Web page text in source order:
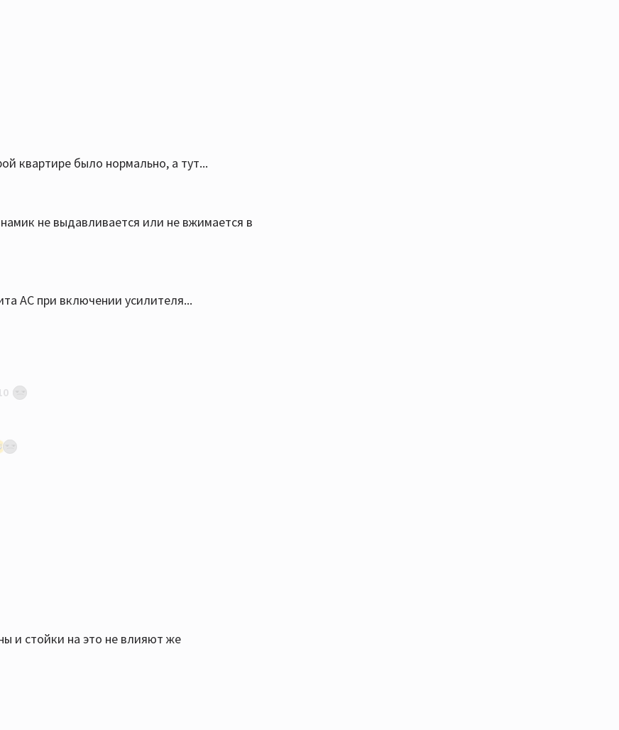
может идти наводка на АС. Именно от Роксан. Конечно в
проверить розетки, а потом уже бить тревогу и
квартире было нормально, а тут...
не выдавливается или не вжимается в
АС при включении усилителя...
ботами для поддержания тонуса. Вопрос есть, а
вещи.
и стойки на это не влияют же